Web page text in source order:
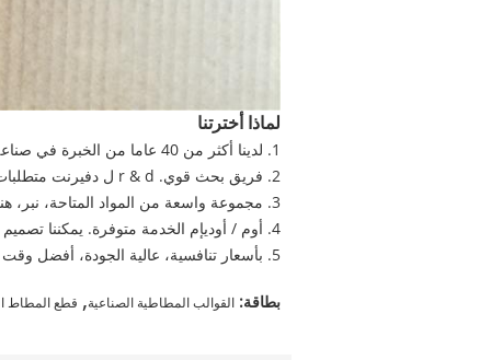
لماذا أخترتنا
1. لدينا أكثر من 40 عاما من الخبرة في صناعة منتجات المطاط.
2. فريق بحث قوي. r & d ل دفيرنت متطلبات العملاء لتلبية متطلبات الاستخدام.
3. مجموعة واسعة من المواد المتاحة، نبر، هنبر، إبدم، أسم، سيليكون، فيتون (فكم)، الخ.
4. أوم / أوديإم الخدمة متوفرة. يمكننا تصميم وإنتاج خراطيم المطاط غير القياسية وفقا لمتطلبات الخاص بك.
5. بأسعار تنافسية، عالية الجودة، أفضل وقت التسليم وأفضل خدمة.
بطاقة: القوالب المطاطية الصناعية, قطع المطاط